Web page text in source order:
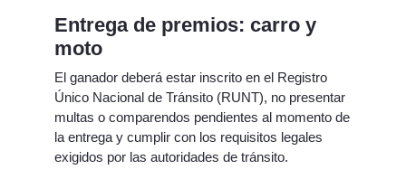
Entrega de premios: carro y
moto
El ganador deberá estar inscrito en el Registro
Único Nacional de Tránsito (RUNT), no presentar
multas o comparendos pendientes al momento de
la entrega y cumplir con los requisitos legales
exigidos por las autoridades de tránsito.